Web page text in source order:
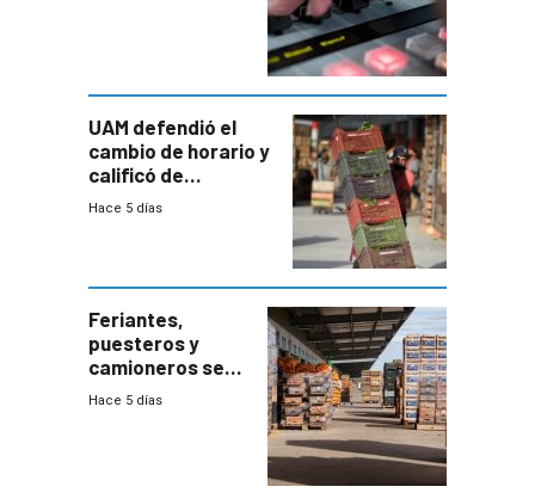
UAM defendió el
cambio de horario y
calificó de
“desproporcionado”
Hace 5 días
Feriantes,
puesteros y
camioneros se
movilizaron en
Hace 5 días